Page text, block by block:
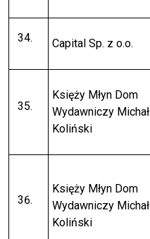
Capital Sp. z o.o.
Księży Młyn Dom
Wydawniczy Michał
Koliński
Księży Młyn Dom
Wydawniczy Michał
Koliński